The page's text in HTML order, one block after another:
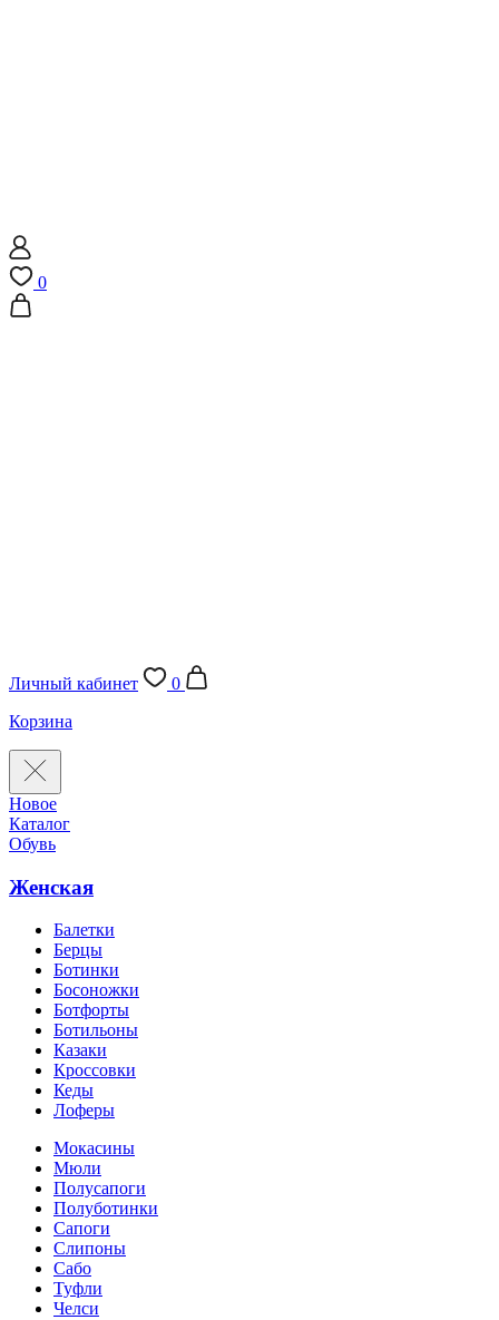
0
Личный кабинет
0
Корзина
Новое
Каталог
Обувь
Женская
Балетки
Берцы
Ботинки
Босоножки
Ботфорты
Ботильоны
Казаки
Кроссовки
Кеды
Лоферы
Мокасины
Мюли
Полусапоги
Полуботинки
Сапоги
Слипоны
Сабо
Туфли
Челси